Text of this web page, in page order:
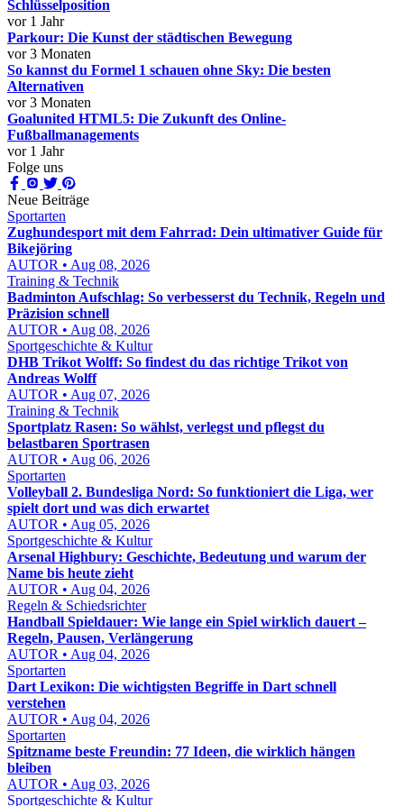
Schlüsselposition
vor 1 Jahr
Parkour: Die Kunst der städtischen Bewegung
vor 3 Monaten
So kannst du Formel 1 schauen ohne Sky: Die besten
Alternativen
vor 3 Monaten
Goalunited HTML5: Die Zukunft des Online-
Fußballmanagements
vor 1 Jahr
Folge uns
Neue Beiträge
Sportarten
Zughundesport mit dem Fahrrad: Dein ultimativer Guide für
Bikejöring
AUTOR • Aug 08, 2026
Training & Technik
Badminton Aufschlag: So verbesserst du Technik, Regeln und
Präzision schnell
AUTOR • Aug 08, 2026
Sportgeschichte & Kultur
DHB Trikot Wolff: So findest du das richtige Trikot von
Andreas Wolff
AUTOR • Aug 07, 2026
Training & Technik
Sportplatz Rasen: So wählst, verlegst und pflegst du
belastbaren Sportrasen
AUTOR • Aug 06, 2026
Sportarten
Volleyball 2. Bundesliga Nord: So funktioniert die Liga, wer
spielt dort und was dich erwartet
AUTOR • Aug 05, 2026
Sportgeschichte & Kultur
Arsenal Highbury: Geschichte, Bedeutung und warum der
Name bis heute zieht
AUTOR • Aug 04, 2026
Regeln & Schiedsrichter
Handball Spieldauer: Wie lange ein Spiel wirklich dauert –
Regeln, Pausen, Verlängerung
AUTOR • Aug 04, 2026
Sportarten
Dart Lexikon: Die wichtigsten Begriffe in Dart schnell
verstehen
AUTOR • Aug 04, 2026
Sportarten
Spitzname beste Freundin: 77 Ideen, die wirklich hängen
bleiben
AUTOR • Aug 03, 2026
Sportgeschichte & Kultur